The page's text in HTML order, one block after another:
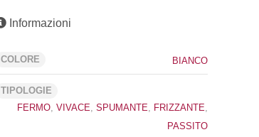
Informazioni
COLORE BIANCO
TIPOLOGIE
FERMO, VIVACE, SPUMANTE, FRIZZANTE,
PASSITO